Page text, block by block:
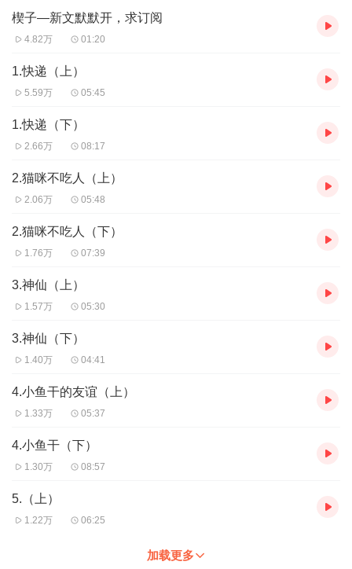
有人说我读书太夸张了，我也知道很夸张。
不过呢～
如果不是搞笑小说，我声线一般，拿什么来吸引听众呢？
张一点，才有笑果么？如果周星驰原音，估计周星星电影就没这么
不过听众是上帝，下一本书我尽量让自己专业一点。不喜可以先试
听再拍砖，欢迎给我提建议。
《我的哥哥是魔尊》作者：没有钱求打赏
修界第一人，烧腊派太上老祖深不可测，千百年来未逢敌手。
不就是妹子嘛，不就是妹妹嘛。
哼。你这个炫妹狂魔，我要把你的妹妹抢过来。
不给你！！！！
哼！
心戏多的声音，比较精分。不喜勿入。
奇珍异宝。
这样魔尊的妹妹就归我了！我也有亲妹妹嘞。yeah！
妹妹：大哥，你这家伙总跑的不见踪影，而这个一脸杀气，每
修仙界好可怕，她想回火星！
略略略略~~~~
再PS：大家 都说我有口音，我自己不太觉得。这很可怕的哟。最近
楔子—新文默默开，求订阅
4.82万 01:20
1.快递（上）
5.59万 05:45
1.快递（下）
2.66万 08:17
2.猫咪不吃人（上）
2.06万 05:48
2.猫咪不吃人（下）
1.76万 07:39
3.神仙（上）
1.57万 05:30
3.神仙（下）
1.40万 04:41
4.小鱼干的友谊（上）
1.33万 05:37
4.小鱼干（下）
1.30万 08:57
5.（上）
1.22万 06:25
加载更多